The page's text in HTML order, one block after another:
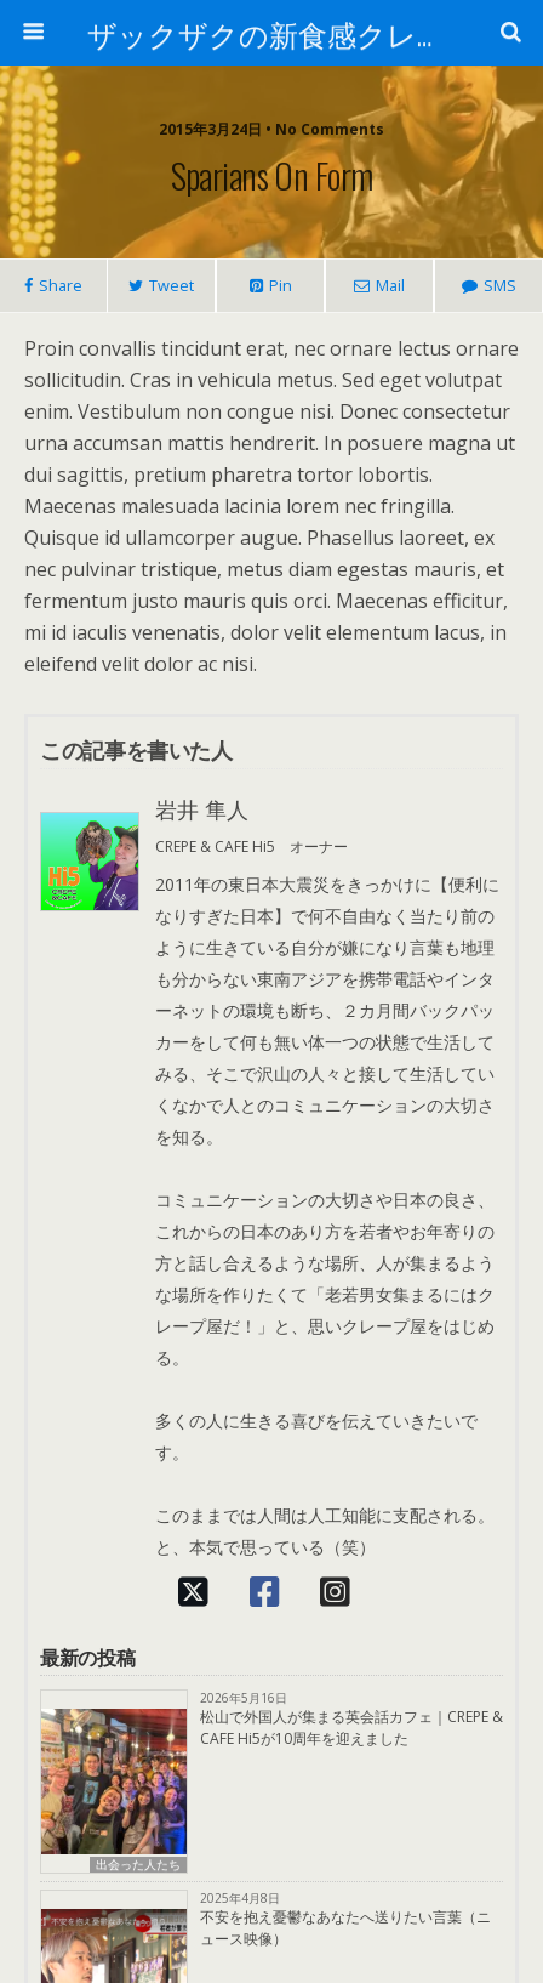
ザックザクの新食感クレープ|CREPE & CAFE Hi5
2015年3月24日 • No Comments
Sparians On Form
Share Tweet Pin Mail SMS
Proin convallis tincidunt erat, nec ornare lectus ornare
sollicitudin. Cras in vehicula metus. Sed eget volutpat
enim. Vestibulum non congue nisi. Donec consectetur
urna accumsan mattis hendrerit. In posuere magna ut
dui sagittis, pretium pharetra tortor lobortis.
Maecenas malesuada lacinia lorem nec fringilla.
Quisque id ullamcorper augue. Phasellus laoreet, ex
nec pulvinar tristique, metus diam egestas mauris, et
fermentum justo mauris quis orci. Maecenas efficitur,
mi id iaculis venenatis, dolor velit elementum lacus, in
eleifend velit dolor ac nisi.
この記事を書いた人
岩井 隼人
CREPE & CAFE Hi5 オーナー
2011年の東日本大震災をきっかけに【便利に
なりすぎた日本】で何不自由なく当たり前の
ように生きている自分が嫌になり言葉も地理
も分からない東南アジアを携帯電話やインタ
ーネットの環境も断ち、２カ月間バックパッ
カーをして何も無い体一つの状態で生活して
みる、そこで沢山の人々と接して生活してい
くなかで人とのコミュニケーションの大切さ
を知る。
コミュニケーションの大切さや日本の良さ、
これからの日本のあり方を若者やお年寄りの
方と話し合えるような場所、人が集まるよう
な場所を作りたくて「老若男女集まるにはク
レープ屋だ！」と、思いクレープ屋をはじめ
る。
多くの人に生きる喜びを伝えていきたいで
す。
このままでは人間は人工知能に支配される。
と、本気で思っている（笑）
最新の投稿
出会った人たち
2026年5月16日
松山で外国人が集まる英会話カフェ｜CREPE &
CAFE Hi5が10周年を迎えました
2025年4月8日
不安を抱え憂鬱なあなたへ送りたい言葉（ニ
ュース映像）